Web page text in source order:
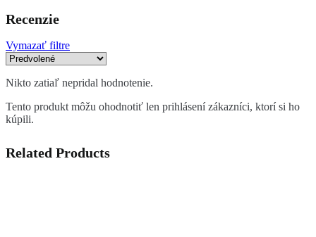
Recenzie
Vymazať filtre
Nikto zatiaľ nepridal hodnotenie.
Tento produkt môžu ohodnotiť len prihlásení zákazníci, ktorí si ho
kúpili.
Related Products